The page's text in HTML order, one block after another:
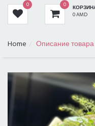
0 0
0 AMD
В МАГАЗИНЕ СЕЙЧАС
ТРАУРНЫЕ
ВСЕ ГОРОДА
ДОСТАВКА В ЛОС-
Home Описание товара